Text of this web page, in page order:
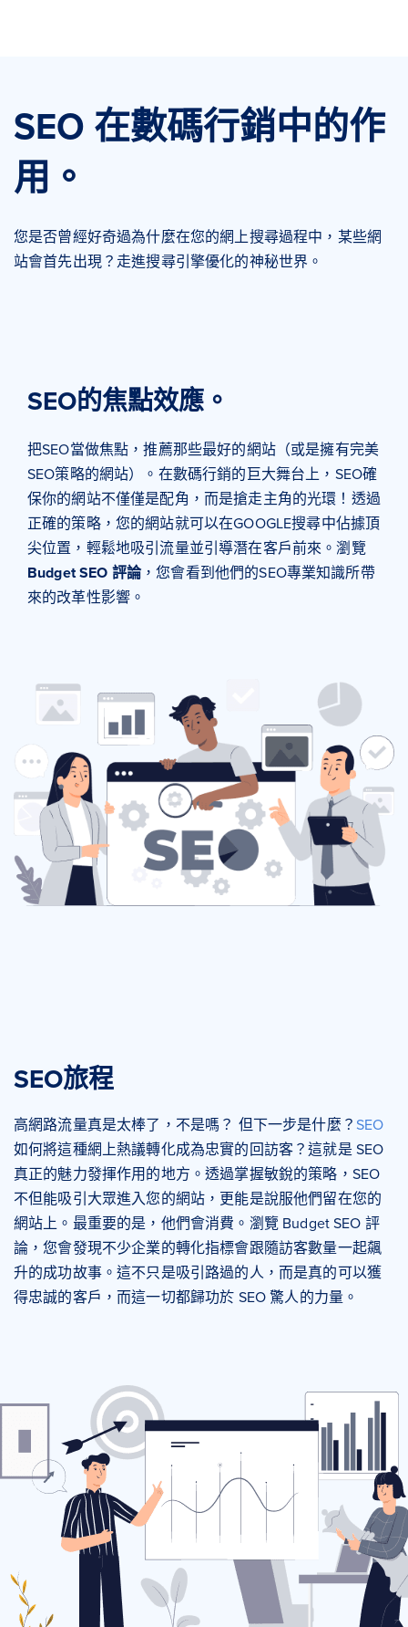
SEO 在數碼行銷中的作
用。
您是否曾經好奇過為什麼在您的網上搜尋過程中，某些網
站會首先出現？走進搜尋引擎優化的神秘世界。
SEO的焦點效應。
把SEO當做焦點，推薦那些最好的網站（或是擁有完美
SEO策略的網站）。在數碼行銷的巨大舞台上，SEO確
保你的網站不僅僅是配角，而是搶走主角的光環！透過
正確的策略，您的網站就可以在GOOGLE搜尋中佔據頂
尖位置，輕鬆地吸引流量並引導潛在客戶前來。瀏覽
Budget SEO 評論，您會看到他們的SEO專業知識所帶
來的改革性影響。
SEO旅程
高網路流量真是太棒了，不是嗎？ 但下一步是什麼？SEO
如何將這種網上熱議轉化成為忠實的回訪客？這就是 SEO
真正的魅力發揮作用的地方。透過掌握敏銳的策略，SEO
不但能吸引大眾進入您的網站，更能是說服他們留在您的
網站上。最重要的是，他們會消費。瀏覽 Budget SEO 評
論，您會發現不少企業的轉化指標會跟隨訪客數量一起飆
升的成功故事。這不只是吸引路過的人，而是真的可以獲
得忠誠的客戶，而這一切都歸功於 SEO 驚人的力量。